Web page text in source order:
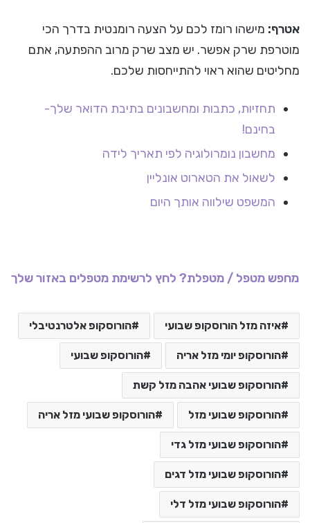
אטרף: מישהו רומז לכם על הצעה רומנטית בדרך הכי
מוטרפת שרק אפשר. יש מצב שרק מרוב ההפתעה, אתם
מחליטים שהוא ראוי להתייחסות שלכם.
תחזיות, כתבות ומחשבונים בתיבת הדואר שלך-
בחינם!
מחשבון נומרולוגיה לפי תאריך לידה
לשאול את הטארוט אונליין
המשפט שילווה אותך היום
מחפש מטפל / מטפלת? לחץ לרשימת מטפלים באזור שלך
איזה מזל הורוסקופ שבועי הורוסקופ אלטרנטיבלי
הורוסקופ יומי מזל אריה הורוסקופ שבועי
הורוסקופ שבועי אהבה מזל קשת
הורוסקופ שבועי מזל הורוסקופ שבועי מזל אריה
הורוסקופ שבועי מזל גדי
הורוסקופ שבועי מזל דגים
הורוסקופ שבועי מזל דלי